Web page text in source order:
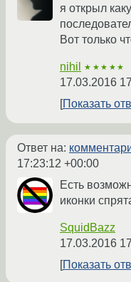
я открыл
Вот только
nihil ★★★★★
17.03.2016
Показать
Ответ на:
17:23:12 +00:00
Есть
иконки
SquidBazz
17.03.2016
Показать